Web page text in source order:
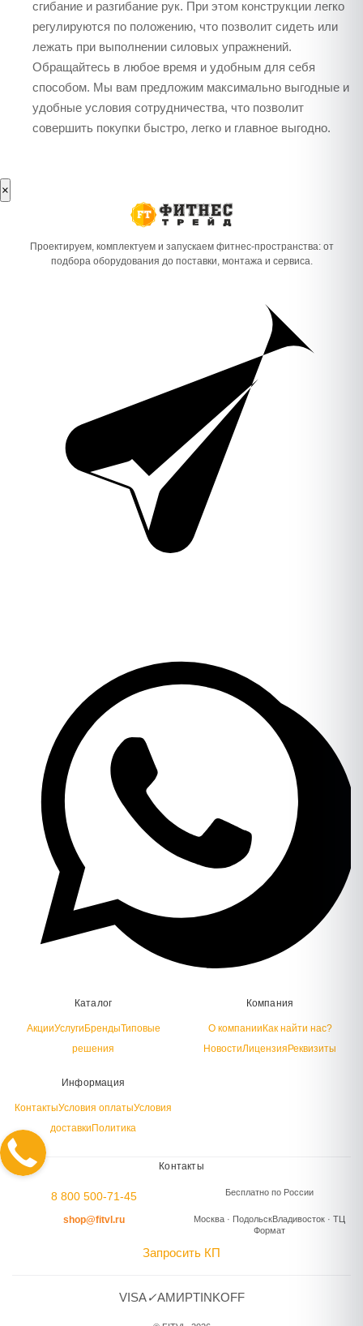
сгибание и разгибание рук. При этом конструкции легко
регулируются по положению, что позволит сидеть или
лежать при выполнении силовых упражнений.
Обращайтесь в любое время и удобным для себя
способом. Мы вам предложим максимально выгодные и
удобные условия сотрудничества, что позволит
совершить покупки быстро, легко и главное выгодно.
×
Проектируем, комплектуем и запускаем фитнес-пространства: от
подбора оборудования до поставки, монтажа и сервиса.
Каталог
АкцииУслуги БрендыТиповые
решения
Компания
О компании Как найти нас?
НовостиЛицензия Реквизиты
Информация
КонтактыУсловия оплатыУсловия
доставки Политика
Контакты
8 800 500-71-45 Бесплатно по России
shop@fitvl.ru Москва · ПодольскВладивосток · ТЦ
Формат
Запросить КП
VISA✓AМИРTINKOFF